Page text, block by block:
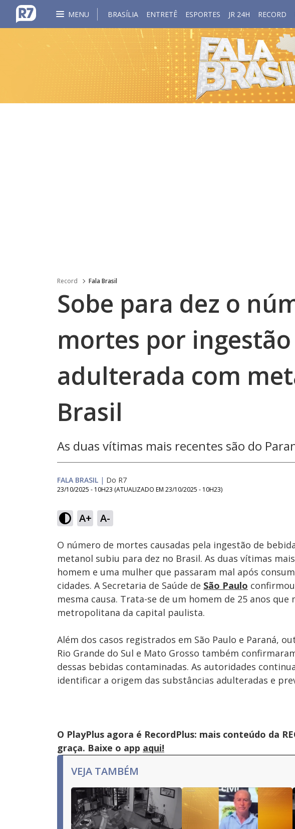
MENU BRASÍLIA ENTRETÊ ESPORTES JR 24H RECORD
Record Fala Brasil
Sobe para dez o
mortes por
adulterada com
Brasil
As duas vítimas mais recentes são do
FALA BRASIL | Do R7
23/10/2025 - 10H23 (ATUALIZADO EM 23/10/2025 - 10H23)
A+ A-
Ativar
Som
O número de mortes causadas pela ingestão de
metanol subiu para dez no Brasil. As duas vítimas
homem e uma mulher que passaram mal após
cidades. A Secretaria de Saúde de São Paulo
mesma causa. Trata-se de um homem de 25 anos que
metropolitana da capital paulista.
Além dos casos registrados em São Paulo e Paraná,
Rio Grande do Sul e Mato Grosso também
dessas bebidas contaminadas. As autoridades
identificar a origem das substâncias adulteradas e
O PlayPlus agora é RecordPlus: mais conteúdo da
graça. Baixe o app aqui!
VEJA TAMBÉM